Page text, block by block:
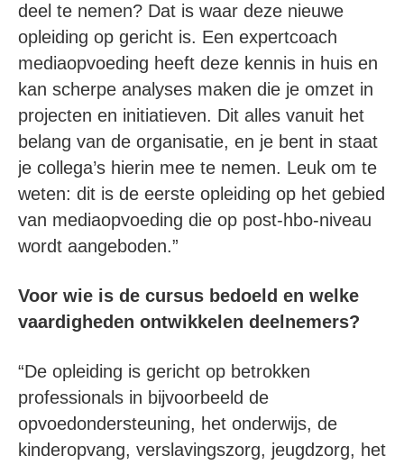
deel te nemen? Dat is waar deze nieuwe
opleiding op gericht is. Een expertcoach
mediaopvoeding heeft deze kennis in huis en
kan scherpe analyses maken die je omzet in
projecten en initiatieven. Dit alles vanuit het
belang van de organisatie, en je bent in staat
je collega’s hierin mee te nemen. Leuk om te
weten: dit is de eerste opleiding op het gebied
van mediaopvoeding die op post-hbo-niveau
wordt aangeboden.”
Voor wie is de cursus bedoeld en welke
vaardigheden ontwikkelen deelnemers?
“De opleiding is gericht op betrokken
professionals in bijvoorbeeld de
opvoedondersteuning, het onderwijs, de
kinderopvang, verslavingszorg, jeugdzorg, het